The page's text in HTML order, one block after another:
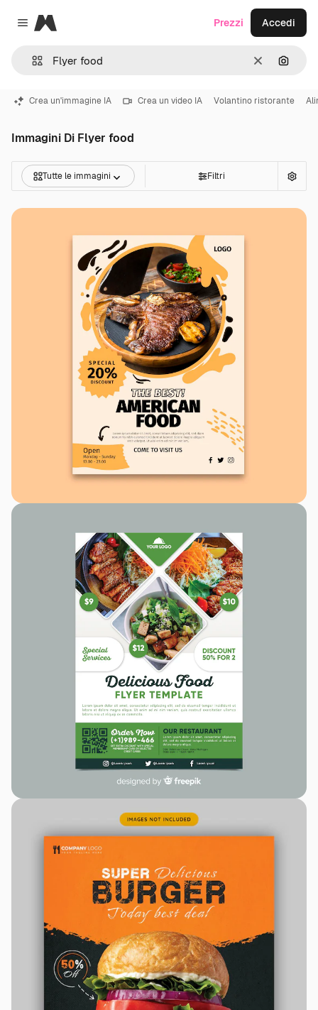
Close menu
Magnific
CancellaCerca
Prezzi Accedi
Crea un'immagine IA Crea un video IA Volantino ristorante
Immagini Di Flyer food
Tutte le immagini Filtri